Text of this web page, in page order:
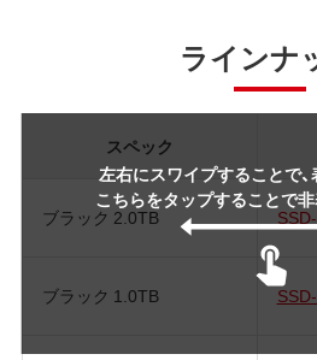
ラインナ
左右にスワイプすることで、
こちらをタップすることで非
スペック
ブラック 2.0TB
ブラック 1.0TB